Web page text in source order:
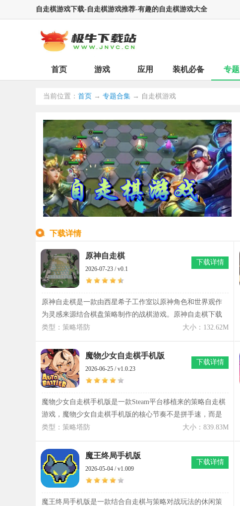
自走棋游戏下载-自走棋游戏推荐-有趣的自走棋游戏大全
首页 游戏 应用 装机必备 专题
当前位置： 首页 → 专题合集 → 自走棋游戏
下载详情
原神自走棋
2026-07-23 / v0.1
原神自走棋是一款由西星希子工作室以原神角色和世界观作
为灵感来源结合棋盘策略制作的战棋游戏。原神自走棋下载
玩家需要挑选不同角色组成队伍，根据角色属性、技能效果
以及羁绊关系调整阵容，寻找最适合当前局势的搭配方式。
甘雨、胡桃、宵宫等人气角色都会登场，每个棋子都有独特
能力，在战斗过程中发挥不同作用。原神自走棋改变传统自
走棋固定回合推进方式，引入循环赛机制和选秀轮盘，让每
场对局的发展方向更加多变。游戏中的金币管理、装备合
成、角色升级以及三星棋子培养，都考验玩家对资源分配的
判断，在一次次对战中寻找属于自己的胜利方式。
大小：132.62M
类型：策略塔防
下载详情
魔物少女自走棋手机版
2026-06-25 / v1.0.23
魔物少女自走棋手机版是一款Steam平台移植来的策略自走棋
游戏，魔物少女自走棋手机版的核心节奏不是拼手速，而是
看开局阵容怎么摆。魔物少女自走棋手机版里每一位魔物少
女都有自己很鲜明的定位，有的负责正面输出，有的负责后
排支援，组合方式一变，整场战斗走向也会跟着变。魔物少
女自走棋手机版安卓版在战斗前的布阵阶段很关键，8个角色
的站位的安排会直接影响开局几秒的对抗结果，站错一步后
面压力会明显增加。魔物少女自走棋手机版的养成线也比较
清晰，角色成长、装备搭配和羁绊触发都会慢慢叠加效果，
大小：839.83M
类型：策略塔防
下载详情
魔王终局手机版
2026-05-04 / v1.009
魔王终局手机版是一款结合自走棋与策略对战玩法的休闲策
下载详情